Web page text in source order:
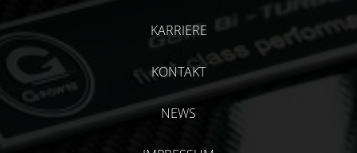
KARRIERE
KONTAKT
NEWS